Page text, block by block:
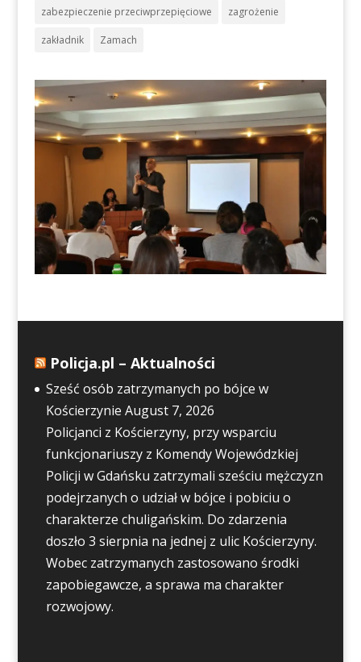
zabezpieczenie przeciwprzepięciowe zagrożenie
zakładnik Zamach
Policja.pl – Aktualności
Sześć osób zatrzymanych po bójce w
Kościerzynie August 7, 2026
Policjanci z Kościerzyny, przy wsparciu
funkcjonariuszy z Komendy Wojewódzkiej
Policji w Gdańsku zatrzymali sześciu mężczyzn
podejrzanych o udział w bójce i pobiciu o
charakterze chuligańskim. Do zdarzenia
doszło 3 sierpnia na jednej z ulic Kościerzyny.
Wobec zatrzymanych zastosowano środki
zapobiegawcze, a sprawa ma charakter
rozwojowy.